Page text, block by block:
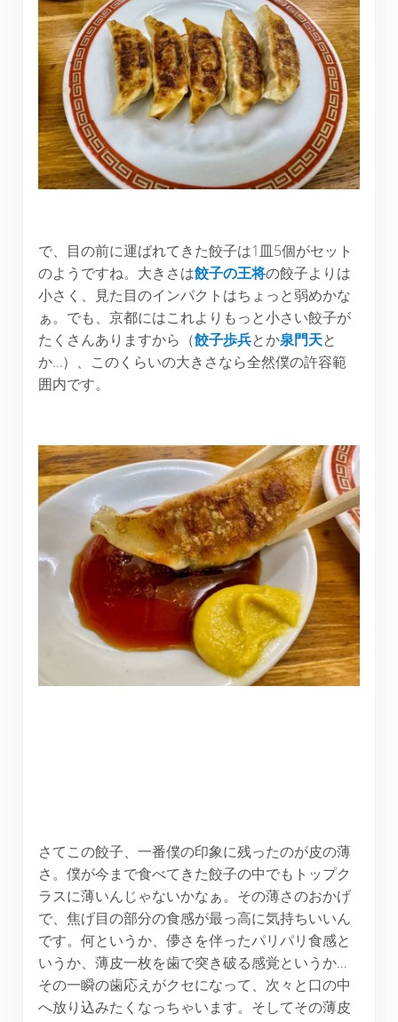
で、目の前に運ばれてきた餃子は1皿5個がセット
のようですね。大きさは餃子の王将の餃子よりは
小さく、見た目のインパクトはちょっと弱めかな
ぁ。でも、京都にはこれよりもっと小さい餃子が
たくさんありますから（餃子歩兵とか泉門天と
か…）、このくらいの大きさなら全然僕の許容範
囲内です。
さてこの餃子、一番僕の印象に残ったのが皮の薄
さ。僕が今まで食べてきた餃子の中でもトップク
ラスに薄いんじゃないかなぁ。その薄さのおかげ
で、焦げ目の部分の食感が最っ高に気持ちいいん
です。何というか、儚さを伴ったパリパリ食感と
いうか、薄皮一枚を歯で突き破る感覚というか…
その一瞬の歯応えがクセになって、次々と口の中
へ放り込みたくなっちゃいます。そしてその薄皮